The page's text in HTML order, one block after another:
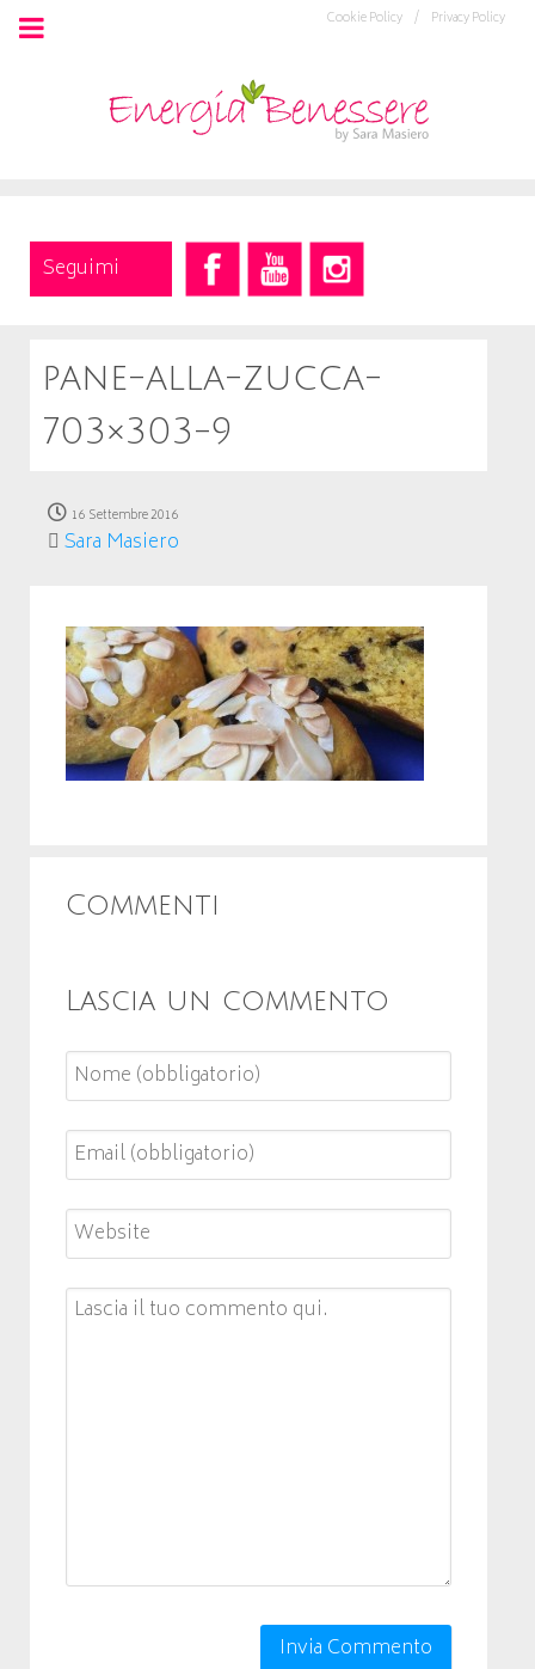
Privacy Policy
Cookie Policy /
Seguimi
pane-alla-zucca-
703×303-9
16 Settembre 2016
Sara Masiero
Commenti
Lascia un commento